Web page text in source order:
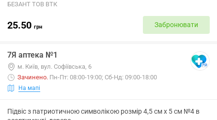
БЕЗАНТ ТОВ ВТК
25.50 грн Забронювати
7Я аптека №1
м. Київ, вул. Софiївська, 6
Зачинено. Пн-Пт: 08:00-19:00; Сб-Нд: 09:00-18:00
На мапі
Підвіс з патриотичною символікою розмір 4,5 см х 5 см №4 в